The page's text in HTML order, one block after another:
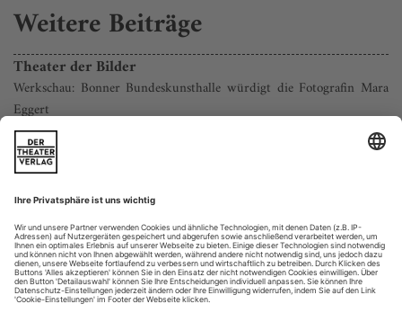
Weitere Beiträge
Theater der Bilder
Werkschau: Bonner Bundeskunsthalle würdigt die Fotografin Mara
Eggert
«Jede Fotografie», schrieb Susan Sontag in ihrer kleinen
Philosophie der
Kamerakunst, «ist eine Art Memento mori. Fotografieren
bedeutet teilnehmen an der Sterblichkeit, Verletzlichkeit und
Wandelbarkeit anderer Menschen (oder Dinge). Eben
dadurch, dass sie diesen einen Moment herausgreifen und
erstarren lassen, bezeugen alle Fotografien das unerbittliche...